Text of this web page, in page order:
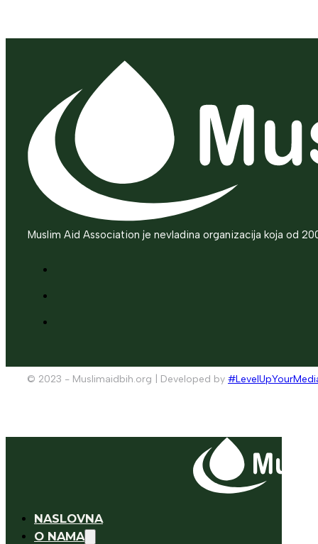
Muslim Aid Association je nevladina organizacija koja od
© 2023 - Muslimaidbih.org | Developed by
NASLOVNA
O NAMA